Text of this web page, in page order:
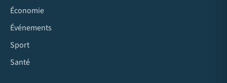
Économie
Événements
Sport
Santé